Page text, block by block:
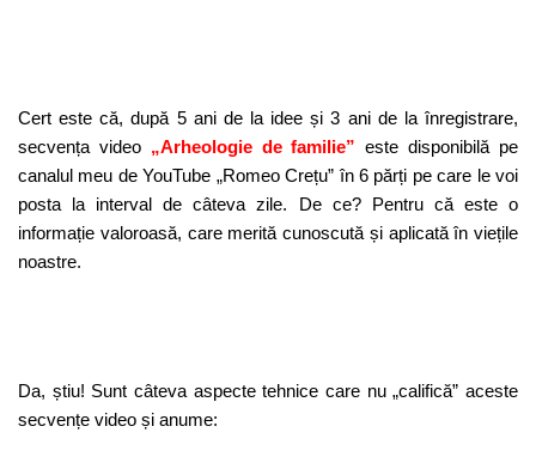
Cert este că, după 5 ani de la idee și 3 ani de la înregistrare,
secvența video „Arheologie de familie” este disponibilă pe
canalul meu de YouTube „Romeo Crețu” în 6 părți pe care le voi
posta la interval de câteva zile. De ce? Pentru că este o
informație valoroasă, care merită cunoscută și aplicată în viețile
noastre.
Da, știu! Sunt câteva aspecte tehnice care nu „califică” aceste
secvențe video și anume: